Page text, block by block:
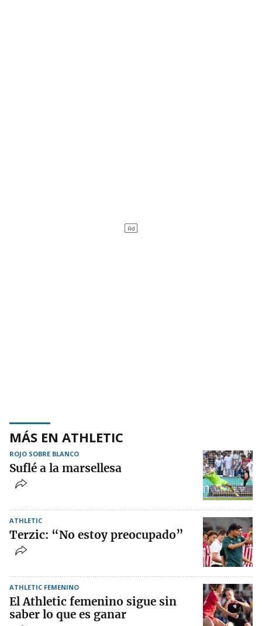
MÁS EN ATHLETIC
ROJO SOBRE BLANCO
Suflé a la marsellesa
ATHLETIC
Terzic: “No estoy preocupado”
ATHLETIC FEMENINO
El Athletic femenino sigue sin
saber lo que es ganar